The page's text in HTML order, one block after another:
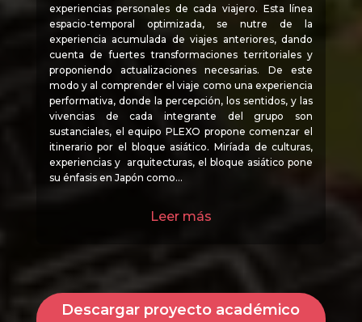
experiencias personales de cada viajero. Esta línea
espacio-temporal optimizada, se nutre de la
experiencia acumulada de viajes anteriores, dando
cuenta de fuertes transformaciones territoriales y
proponiendo actualizaciones necesarias. De este
modo y al comprender el viaje como una experiencia
performativa, donde la percepción, los sentidos, y las
vivencias de cada integrante del grupo son
sustanciales, el equipo PLEXO propone comenzar el
itinerario por el bloque asiático. Miríada de culturas,
experiencias y arquitecturas, el bloque asiático pone
su énfasis en Japón como…
Leer más
Descargar proyecto académico